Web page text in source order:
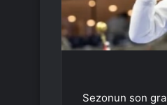
Sezonun son